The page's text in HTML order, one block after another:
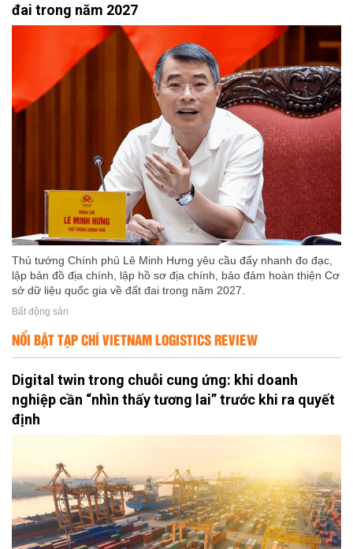
đai trong năm 2027
Thủ tướng Chính phủ Lê Minh Hưng yêu cầu đẩy nhanh đo đạc,
lập bản đồ địa chính, lập hồ sơ địa chính, bảo đảm hoàn thiện Cơ
sở dữ liệu quốc gia về đất đai trong năm 2027.
Bất động sản
NỔI BẬT TẠP CHÍ VIETNAM LOGISTICS REVIEW
Digital twin trong chuỗi cung ứng: khi doanh
nghiệp cần “nhìn thấy tương lai” trước khi ra quyết
định